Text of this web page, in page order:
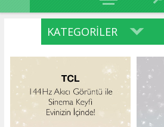
KATEGORILER